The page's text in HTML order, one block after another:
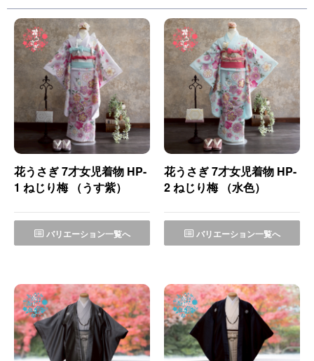
花うさぎ 7才女児着物 HP-
1 ねじり梅 （うす紫）
バリエーション一覧へ
花うさぎ 7才女児着物 HP-
2 ねじり梅 （水色）
バリエーション一覧へ